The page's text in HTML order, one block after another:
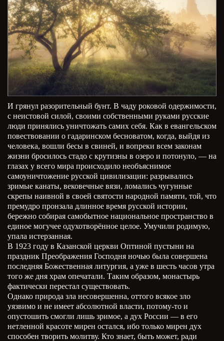
И грянул разорительный бунт. В чаду роковой одержимости,
с неистовой силой, своими собственными руками русские
люди принялись уничтожать самих себя. Как в евангельском
повествовании о гадаринском бесноватом, когда, выйдя из
человека, вошли бесы в свиней, и вопреки всем законам
жизни бросилось стадо с крутизны в озеро и потонуло, — на
глазах у всего мира происходило необъяснимое
самоуничтожение русской цивилизации: разрывались
зримые канаты, вековечные вязи, ломались чугунные
скрепы наивной в своей святости народной памяти, той, что
премудро пронзала длинное время русской истории,
бережно собирая самобытное национальное пространство в
единое могучее одухотворённое целое. Умучили родимую,
упала истерзанная.
В 1923 году в Казанской церкви Оптиной пустыни на
праздник Преображения Господня ночью была совершена
последняя Божественная литургия, а уже в шесть часов утра
того же дня храм опечатали. Таким образом, монастырь
фактически перестал существовать.
Однако природа зла несовершенна, оттого всякое зло
уязвимо и не имеет абсолютной власти, потому-то и
опустошить смогли лишь зримое, а дух России — в его
нетленной красоте мирен остался, ибо только мирен дух
способен творить молитву. Кто знает, быть может, ради